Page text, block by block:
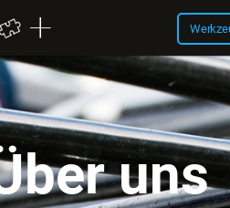
uns